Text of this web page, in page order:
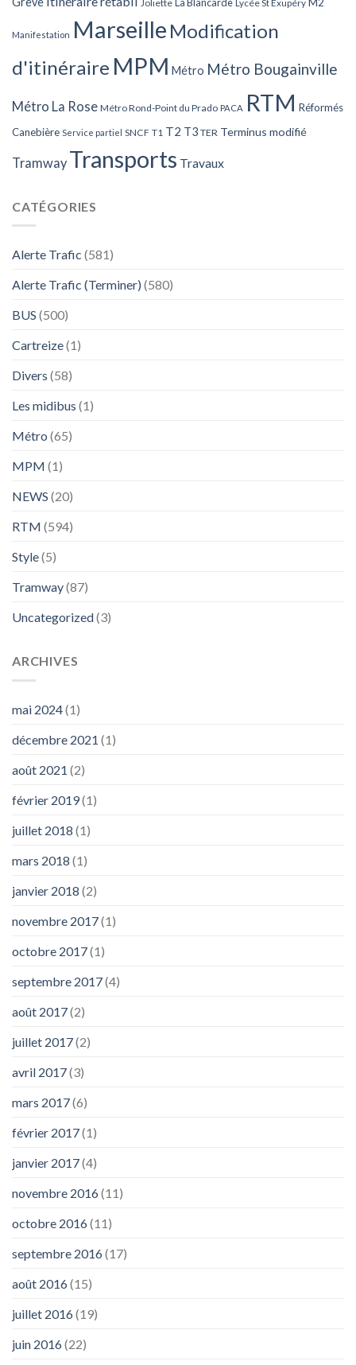
Joliette Lycée St Exupéry
Manifestation Marseille Modification
d'itinéraire MPM Métro Métro Bougainville
Métro La Rose Métro Rond-Point du Prado PACA RTM Réformés
Canebière Service partiel SNCF T1 T2 T3 TER Terminus modifié
Tramway Transports Travaux
CATÉGORIES
Alerte Trafic (581)
Alerte Trafic (Terminer) (580)
BUS (500)
Cartreize(1)
Divers (58)
Les midibus (1)
Métro (65)
MPM (1)
NEWS (20)
RTM (594)
Style(5)
Tramway(87)
Uncategorized(3)
ARCHIVES
mai 2024(1)
décembre 2021 (1)
août 2021 (2)
février 2019(1)
juillet 2018 (1)
mars 2018 (1)
janvier 2018 (2)
novembre 2017(1)
octobre 2017(1)
septembre 2017(4)
août 2017(2)
juillet 2017(2)
avril 2017(3)
mars 2017(6)
février 2017(1)
janvier 2017(4)
novembre 2016(11)
octobre 2016(11)
septembre 2016(17)
août 2016(15)
juillet 2016(19)
juin 2016(22)